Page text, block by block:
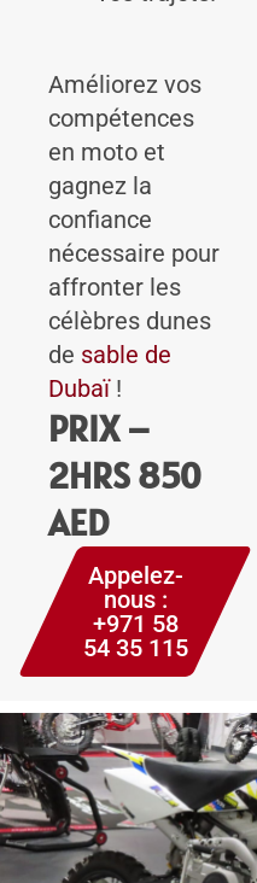
Améliorez vos
compétences
en moto et
gagnez la
confiance
nécessaire pour
affronter les
célèbres dunes
de sable de
Dubaï!
PRIX –
2HRS 850
AED
Appelez-
nous :
+971 58
54 35 115